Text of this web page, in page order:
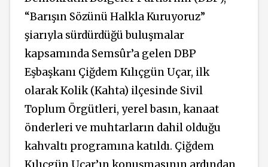
“Barışın Sözünü Halkla Kuruyoruz”
şiarıyla sürdürdüğü buluşmalar
kapsamında Semsûr’a gelen DBP
Eşbaşkanı Çiğdem Kılıçgün Uçar, ilk
olarak Kolik (Kahta) ilçesinde Sivil
Toplum Örgütleri, yerel basın, kanaat
önderleri ve muhtarların dahil olduğu
kahvaltı programına katıldı. Çiğdem